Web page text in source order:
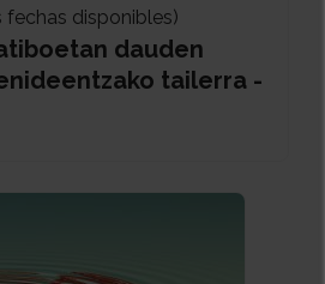
disponibles)
dauden
tailerra -